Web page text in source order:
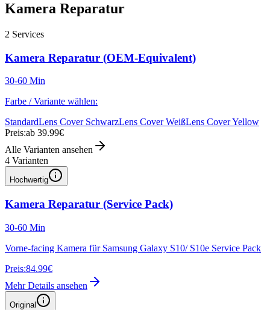
Kamera Reparatur
2 Services
Kamera Reparatur (OEM-Equivalent)
30-60 Min
Farbe / Variante wählen:
StandardLens Cover SchwarzLens Cover WeißLens Cover Yellow
Preis:ab 39.99€
Alle Varianten ansehen
4 Varianten
Hochwertig
Kamera Reparatur (Service Pack)
30-60 Min
Vorne-facing Kamera für Samsung Galaxy S10/ S10e Service Pack
Preis:84.99€
Mehr Details ansehen
Original